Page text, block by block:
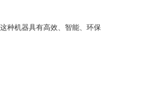
种机器具有高效、智能、环保